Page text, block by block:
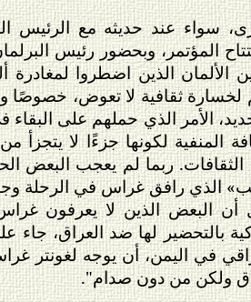
سواء عند حديثه مع الرئيس
المؤتمر، وبحضور رئيس
الألمان الذين اضطروا لمغادرة
لخسارة ثقافية لا تعوض، خصوصًا
الأمر الذي حملهم على
لكونها جزءًا لا يتجزأ من
الثقافات. ربما لم يعجب البعض
الذي رافق غراس في الرحلة
البعض الذين لا يعرفون غراس
بالتحضير لها ضد العراق، جاء
في اليمن، أن يوجه لغونتر
ولكن من دون صدام".